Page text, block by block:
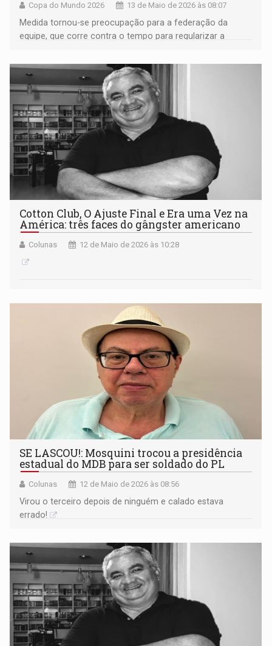
Copa do Mundo 2026 13 de Maio de 2026 às 08:07
Medida tornou-se preocupação para a federação da
equipe, que corre contra o tempo para regularizar a
Cotton Club, O Ajuste Final e Era uma Vez na
América: três faces do gângster americano
Colunas 12 de Maio de 2026 às 10:28
SE LASCOU!: Mosquini trocou a presidência
estadual do MDB para ser soldado do PL
Colunas 12 de Maio de 2026 às 08:56
Virou o terceiro depois de ninguém e calado estava
errado!